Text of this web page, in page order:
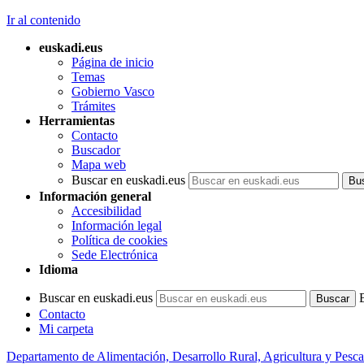
Ir al contenido
euskadi.eus
Página de inicio
Temas
Gobierno Vasco
Trámites
Herramientas
Contacto
Buscador
Mapa web
Buscar en euskadi.eus
Información general
Accesibilidad
Información legal
Política de cookies
Sede Electrónica
Idioma
Buscar en euskadi.eus
Contacto
Mi carpeta
Departamento de Alimentación, Desarrollo Rural, Agricultura y Pesca